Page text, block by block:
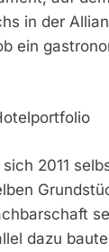
in der
ein
2011
dazu